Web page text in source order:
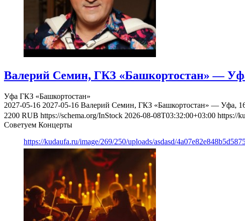
Валерий Семин, ГКЗ «Башкортостан» —
Уфа ГКЗ «Башкортостан»
2027-05-16 2027-05-16 Валерий Семин, ГКЗ «Башкортостан» — Уфа,
2200 RUB https://schema.org/InStock 2026-08-08T03:32:00+03:00 https://
Советуем Концерты
https://kudaufa.ru/image/269/250/uploads/asdasd/